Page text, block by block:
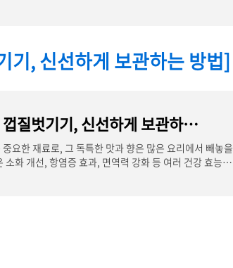
기, 신선하게 보관하는 방법]
생강 세척방법, 쉽게 껍질벗기기, 신선하게 보관하는 방법
요한 재료로, 그 독특한 맛과 향은 많은 요리에서 빼놓을
화 개선, 항염증 효과, 면역력 강화 등 여러 건강 효능이